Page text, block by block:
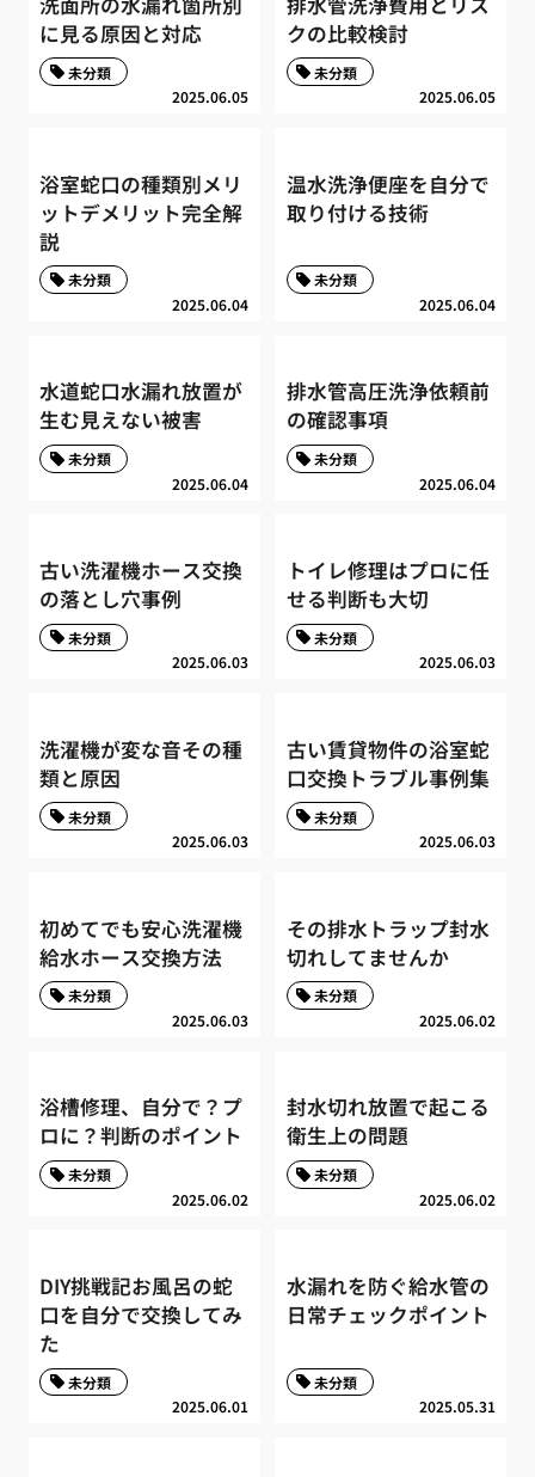
に見る原因と対応
2025.06.05
未分類
クの比較検討
2025.06.05
未分類
浴室蛇口の種類別メリ
ットデメリット完全解
説
2025.06.04
未分類
温水洗浄便座を自分で
取り付ける技術
2025.06.04
未分類
水道蛇口水漏れ放置が
生む見えない被害
2025.06.04
未分類
排水管高圧洗浄依頼前
の確認事項
2025.06.04
未分類
古い洗濯機ホース交換
の落とし穴事例
2025.06.03
未分類
トイレ修理はプロに任
せる判断も大切
2025.06.03
未分類
洗濯機が変な音その種
類と原因
2025.06.03
未分類
古い賃貸物件の浴室蛇
口交換トラブル事例集
2025.06.03
未分類
初めてでも安心洗濯機
給水ホース交換方法
2025.06.03
未分類
その排水トラップ封水
切れしてませんか
2025.06.02
未分類
浴槽修理、自分で？プ
ロに？判断のポイント
2025.06.02
未分類
封水切れ放置で起こる
衛生上の問題
2025.06.02
未分類
DIY挑戦記お風呂の蛇
口を自分で交換してみ
た
2025.06.01
未分類
水漏れを防ぐ給水管の
日常チェックポイント
2025.05.31
未分類